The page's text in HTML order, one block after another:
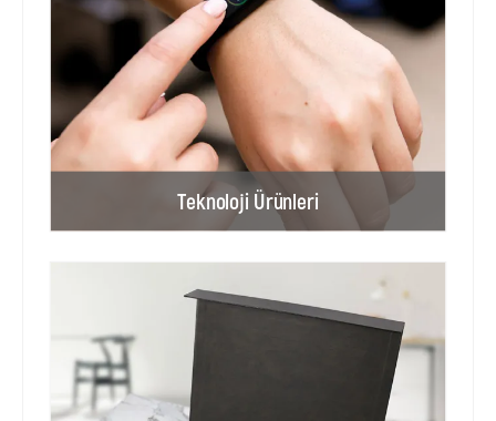
Teknoloji Ürünleri